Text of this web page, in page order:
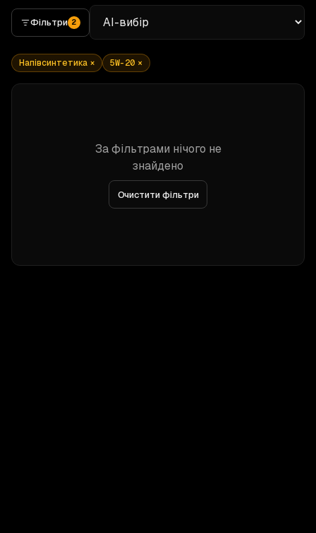
Фільтри 2
Напівсинтетика × 5W-20 ×
За фільтрами нічого не
знайдено
Очистити фільтри